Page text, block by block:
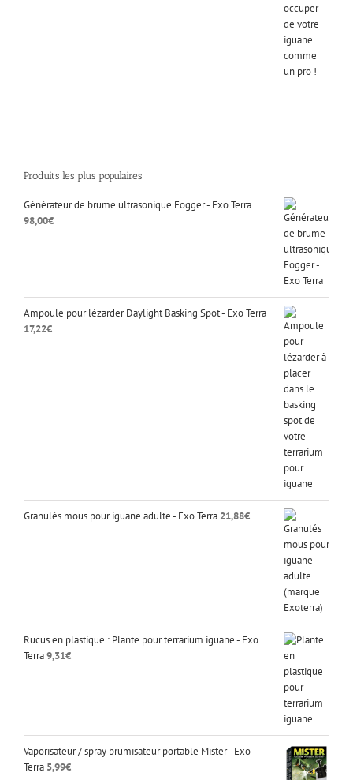
17,00€.
Produits les plus populaires
Générateur de brume ultrasonique Fogger - Exo Terra
98,00€
Ampoule pour lézarder Daylight Basking Spot - Exo Terra
17,22€
Granulés mous pour iguane adulte - Exo Terra 21,88€
Rucus en plastique : Plante pour terrarium iguane - Exo
Terra9,31€
Vaporisateur / spray brumisateur portable Mister - Exo
Terra 5,99€